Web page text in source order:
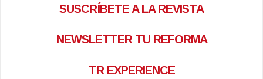
SUSCRÍBETE A LA REVISTA
NEWSLETTER TU REFORMA
TR EXPERIENCE